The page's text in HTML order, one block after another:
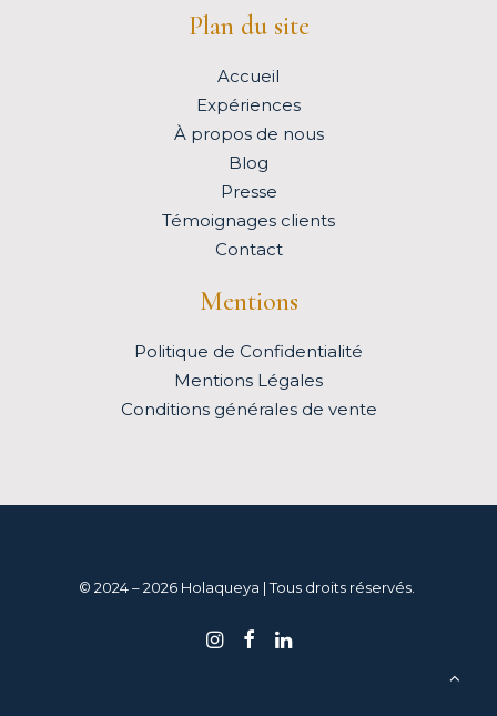
Plan du site
Accueil
Expériences
À propos de nous
Blog
Presse
Témoignages clients
Contact
Mentions
Politique de Confidentialité
Mentions Légales
Conditions générales de vente
© 2024 – 2026 Holaqueya | Tous droits réservés.